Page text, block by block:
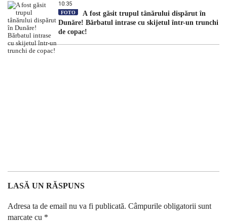
10:35
FOTO
A fost găsit trupul tânărului dispărut în
Dunăre! Bărbatul intrase cu skijetul într-un trunchi
de copac!
LASĂ UN RĂSPUNS
Adresa ta de email nu va fi publicată. Câmpurile obligatorii sunt
marcate cu *